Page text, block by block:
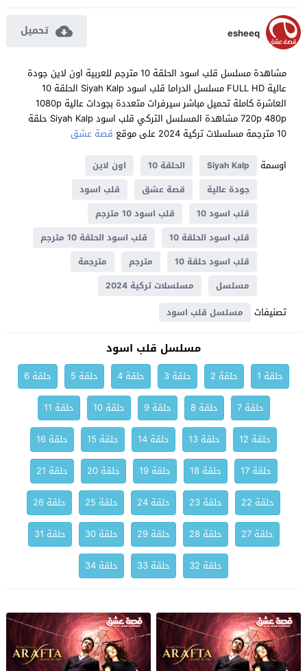
esheeq تحميل
مشاهدة مسلسل قلب اسود الحلقة 10 مترجم للعربية اون لاين جودة
عالية FULL HD مسلسل الدراما قلب اسود Siyah Kalp الحلقة 10
العاشرة كاملة تحميل مباشر سيرفرات متعددة بجودات عالية 1080p
720p 480p مشاهدة المسلسل التركي قلب اسود Siyah Kalp حلقة
10 مترجمة مسلسلات تركية 2024 على موقع
قصة عشق
اوسمة
Siyah Kalp الحلقة 10
اون لاين
جودة عالية
قصة عشق
قلب اسود
قلب اسود 10
قلب اسود 10 مترجم
قلب اسود الحلقة 10
قلب اسود الحلقة 10 مترجم
قلب اسود حلقة 10
مترجم
مترجمة
مسلسل
مسلسلات تركية 2024
تصنيفات مسلسل قلب اسود
مسلسل قلب اسود
حلقة 1 حلقة 2 حلقة 3 حلقة 4 حلقة 5
حلقة 6
حلقة 7
حلقة 8 حلقة 9 حلقة 10
حلقة 11
حلقة 12
حلقة 13 حلقة 14 حلقة 15
حلقة 16
حلقة 17
حلقة 18 حلقة 19 حلقة 20
حلقة 21
حلقة 22
حلقة 23 حلقة 24 حلقة 25
حلقة 26
حلقة 27
حلقة 28 حلقة 29 حلقة 30
حلقة 31
حلقة 32
حلقة 33 حلقة 34